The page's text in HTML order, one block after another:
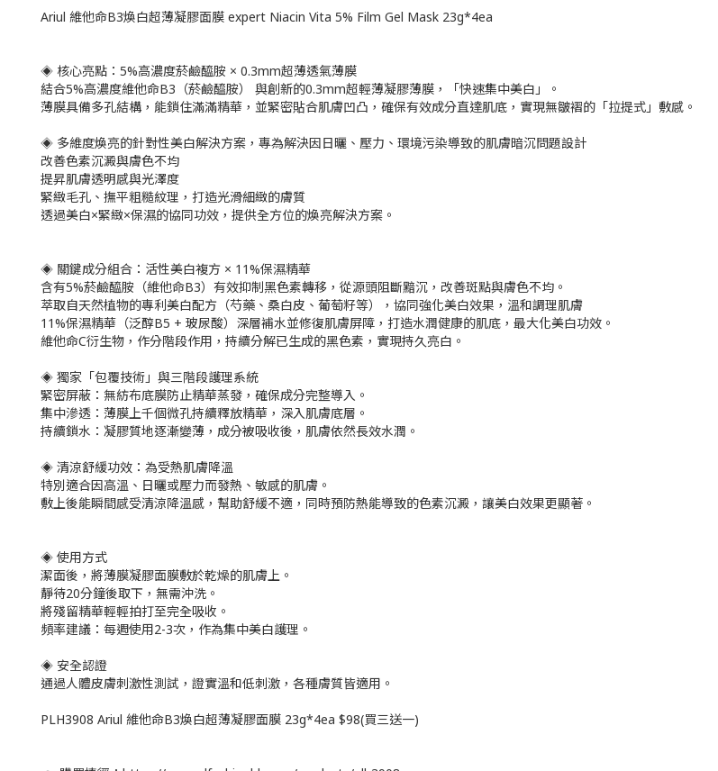
Ariul 維他命B3煥白超薄凝膠面膜 expert Niacin Vita 5% Film Gel Mask 23g*4ea
◈ 核心亮點：5%高濃度菸鹼醯胺 × 0.3mm超薄透氣薄膜
結合5%高濃度維他命B3（菸鹼醯胺） 與創新的0.3mm超輕薄凝膠薄膜，「快速集中美白」。
薄膜具備多孔結構，能鎖住滿滿精華，並緊密貼合肌膚凹凸，確保有效成分直達肌底，實現無皺褶的「拉提式」敷感。
◈ 多維度煥亮的針對性美白解決方案，專為解決因日曬、壓力、環境污染導致的肌膚暗沉問題設計
改善色素沉澱與膚色不均
提昇肌膚透明感與光澤度
緊緻毛孔、撫平粗糙紋理，打造光滑細緻的膚質
透過美白×緊緻×保濕的協同功效，提供全方位的煥亮解決方案。
◈ 關鍵成分組合：活性美白複方 × 11%保濕精華
含有5%菸鹼醯胺（維他命B3）有效抑制黑色素轉移，從源頭阻斷黯沉，改善斑點與膚色不均。
萃取自天然植物的專利美白配方（芍藥、桑白皮、葡萄籽等），協同強化美白效果，溫和調理肌膚
11%保濕精華（泛醇B5 + 玻尿酸）深層補水並修復肌膚屏障，打造水潤健康的肌底，最大化美白功效。
維他命C衍生物，作分階段作用，持續分解已生成的黑色素，實現持久亮白。
◈ 獨家「包覆技術」與三階段護理系統
緊密屏蔽：無紡布底膜防止精華蒸發，確保成分完整導入。
集中滲透：薄膜上千個微孔持續釋放精華，深入肌膚底層。
持續鎖水：凝膠質地逐漸變薄，成分被吸收後，肌膚依然長效水潤。
◈ 清涼舒緩功效：為受熱肌膚降溫
特別適合因高溫、日曬或壓力而發熱、敏感的肌膚。
敷上後能瞬間感受清涼降溫感，幫助舒緩不適，同時預防熱能導致的色素沉澱，讓美白效果更顯著。
◈ 使用方式
潔面後，將薄膜凝膠面膜敷於乾燥的肌膚上。
靜待20分鐘後取下，無需沖洗。
將殘留精華輕輕拍打至完全吸收。
頻率建議：每週使用2-3次，作為集中美白護理。
◈ 安全認證
通過人體皮膚刺激性測試，證實溫和低刺激，各種膚質皆適用。
PLH3908 Ariul 維他命B3煥白超薄凝膠面膜 23g*4ea $98(買三送一)